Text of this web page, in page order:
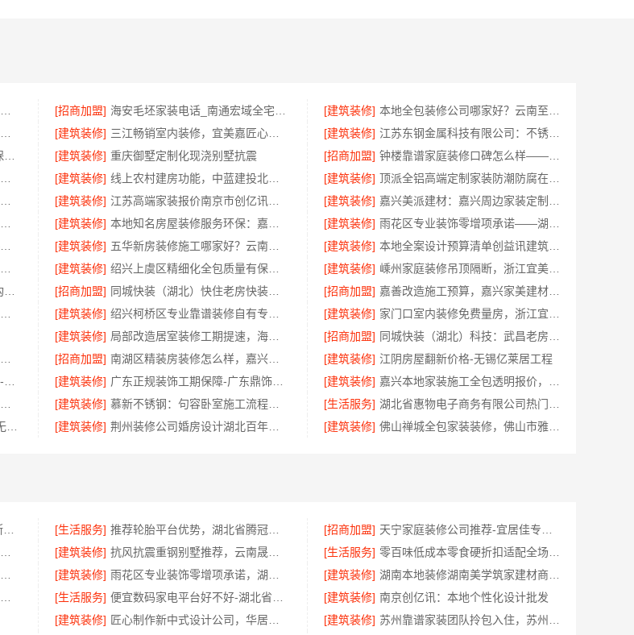
[招商加盟] [建筑装修]
[建筑装修] [建筑装修]
江苏东钢金属科技有限公司：不锈钢家具生产基地好不好
[建筑装修] 重庆御墅定制化现浇别墅抗震 [招商加盟]
钟楼靠谱家庭装修口碑怎么样——常州宜居佳装饰
[建筑装修] [建筑装修]
[建筑装修] [建筑装修]
[建筑装修] [建筑装修]
[建筑装修] [建筑装修]
本地全案设计预算清单创益讯建筑，湖南创益讯建筑有限公司透明全包
[建筑装修] [建筑装修]
嵊州家庭装修吊顶隔断，浙江宜美嘉装饰工程有限公司专业施工
[招商加盟] [招商加盟]
嘉善改造施工预算，嘉兴家美建材科技透明报价
[建筑装修] [建筑装修]
[建筑装修] [招商加盟]
[招商加盟] [建筑装修] 江阴房屋翻新价格-无锡亿莱居工程
[建筑装修] [建筑装修]
[建筑装修] [生活服务]
[建筑装修] [建筑装修] 佛山禅城全包家装装修，佛山市雅居美家建筑装饰工程有限公司全程托管
[生活服务] [招商加盟]
[建筑装修] [生活服务]
[建筑装修] [建筑装修]
[生活服务] [建筑装修] 南京创亿讯：本地个性化设计批发
[建筑装修] [建筑装修]